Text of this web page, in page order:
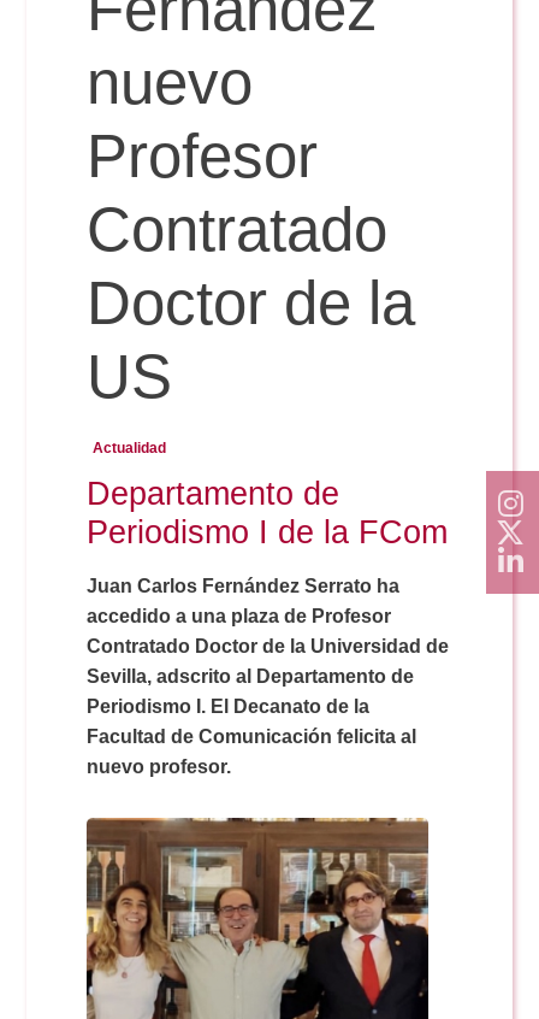
Comunicación Audiovisual
Doble Grado PER/CAV
#YoPractico
Boletines
nuevo
Profesor
Contratado
Doctor de la
US
Actualidad
Departamento de
Periodismo I de la FCom
Juan Carlos Fernández Serrato ha
accedido a una plaza de Profesor
Contratado Doctor de la Universidad de
Sevilla, adscrito al Departamento de
Periodismo I. El Decanato de la
Facultad de Comunicación felicita al
nuevo profesor.